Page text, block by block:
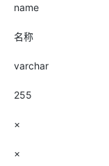
name
名称
varchar
255
×
×